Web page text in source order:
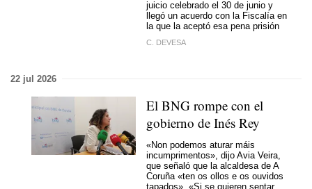
juicio celebrado el 30 de junio y
llegó un acuerdo con la Fiscalía en
la que la aceptó esa pena prisión
C. DEVESA
22 jul 2026
El BNG rompe con el
gobierno de Inés Rey
«Non podemos aturar máis
incumprimentos», dijo Avia Veira,
que señaló que la alcaldesa de A
Coruña«ten os ollos e os ouvidos
tapados». «Si se quieren sentar